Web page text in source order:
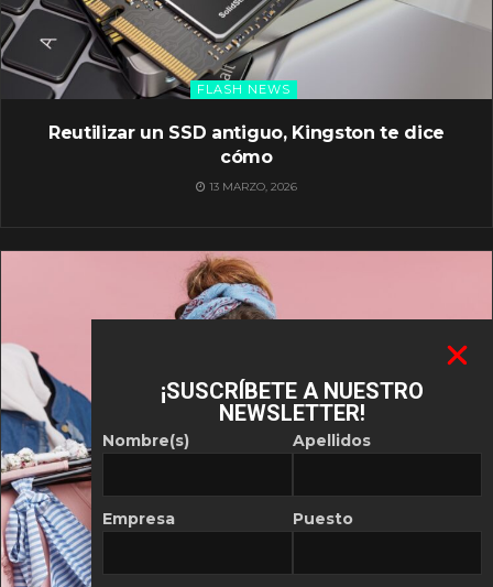
FLASH NEWS
Reutilizar un SSD antiguo, Kingston te dice
cómo
13 MARZO, 2026
¡SUSCRÍBETE A NUESTRO
NEWSLETTER!
Nombre(s)
Empresa
Apellidos
Puesto